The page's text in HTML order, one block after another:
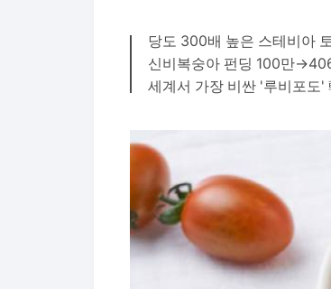
당도 300배 높은 스테비아
신비복숭아 펀딩 100만
세계서 가장 비싼 '루비포도'